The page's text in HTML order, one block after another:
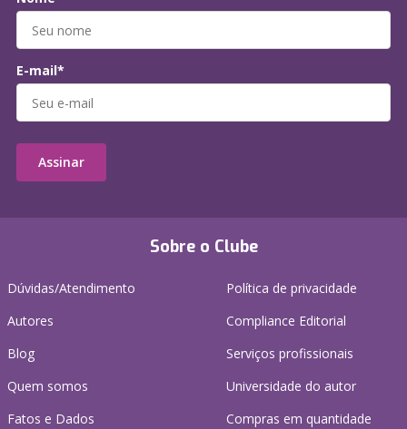
Sobre o Clube
Dúvidas/Atendimento
Autores
Blog
Quem somos
Fatos e Dados
Política de privacidade
Compliance Editorial
Serviços profissionais
Universidade do autor
Compras em quantidade
E-mail*
Assinar